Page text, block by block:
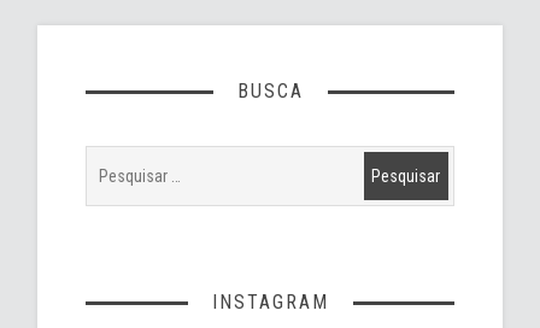
BUSCA
INSTAGRAM